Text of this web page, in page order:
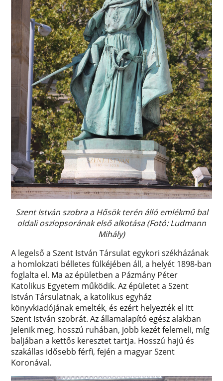
Szent István szobra a Hősök terén álló emlékmű bal
oldali oszlopsorának első alkotása (Fotó: Ludmann
Mihály)
A legelső a Szent István Társulat egykori székházának
a homlokzati bélletes fülkéjében áll, a helyét 1898-ban
foglalta el. Ma az épületben a Pázmány Péter
Katolikus Egyetem működik. Az épületet a Szent
István Társulatnak, a katolikus egyház
könyvkiadójának emelték, és ezért helyezték el itt
Szent István szobrát. Az államalapító egész alakban
jelenik meg, hosszú ruhában, jobb kezét felemeli, míg
baljában a kettős keresztet tartja. Hosszú hajú és
szakállas idősebb férfi, fején a magyar Szent
Koronával.